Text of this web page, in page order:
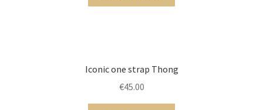
Iconic one strap Thong
€45.00